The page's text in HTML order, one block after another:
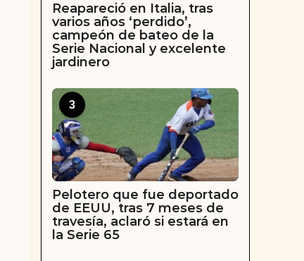
Reapareció en Italia, tras
varios años ‘perdido’,
campeón de bateo de la
Serie Nacional y excelente
jardinero
3
Pelotero que fue deportado
de EEUU, tras 7 meses de
travesía, aclaró si estará en
la Serie 65